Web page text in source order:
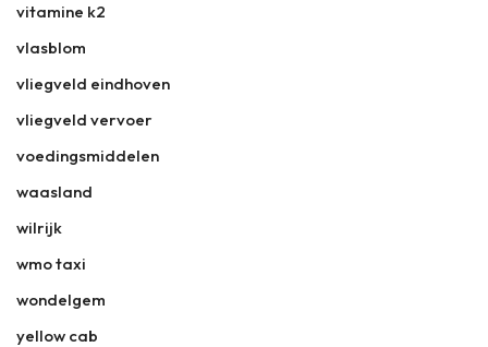
vitamine k2
vlasblom
vliegveld eindhoven
vliegveld vervoer
voedingsmiddelen
waasland
wilrijk
wmo taxi
wondelgem
yellow cab